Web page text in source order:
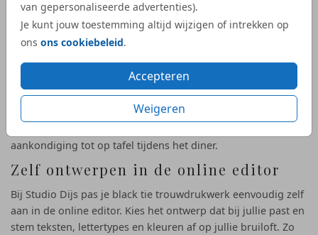
van gepersonaliseerde advertenties).
Je kunt jouw toestemming altijd wijzigen of intrekken op
ons ons cookiebeleid.
Accepteren
Weigeren
save the date kaarten om de datum alvast te delen
detailkaartjes voor praktische informatie (locatie,
programmakaarten voor de dagindeling
naamkaartjes, menukaarten en tafeldecoratie in dezelfde
aankondiging tot op tafel tijdens het diner.
Zelf ontwerpen in de online editor
Bij Studio Dijs pas je black tie trouwdrukwerk eenvoudig zelf
aan in de online editor. Kies het ontwerp dat bij jullie past en
stem teksten, lettertypes en kleuren af op jullie bruiloft. Zo